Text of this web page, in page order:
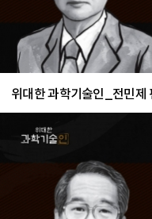
위대한 과학기술인_전민제